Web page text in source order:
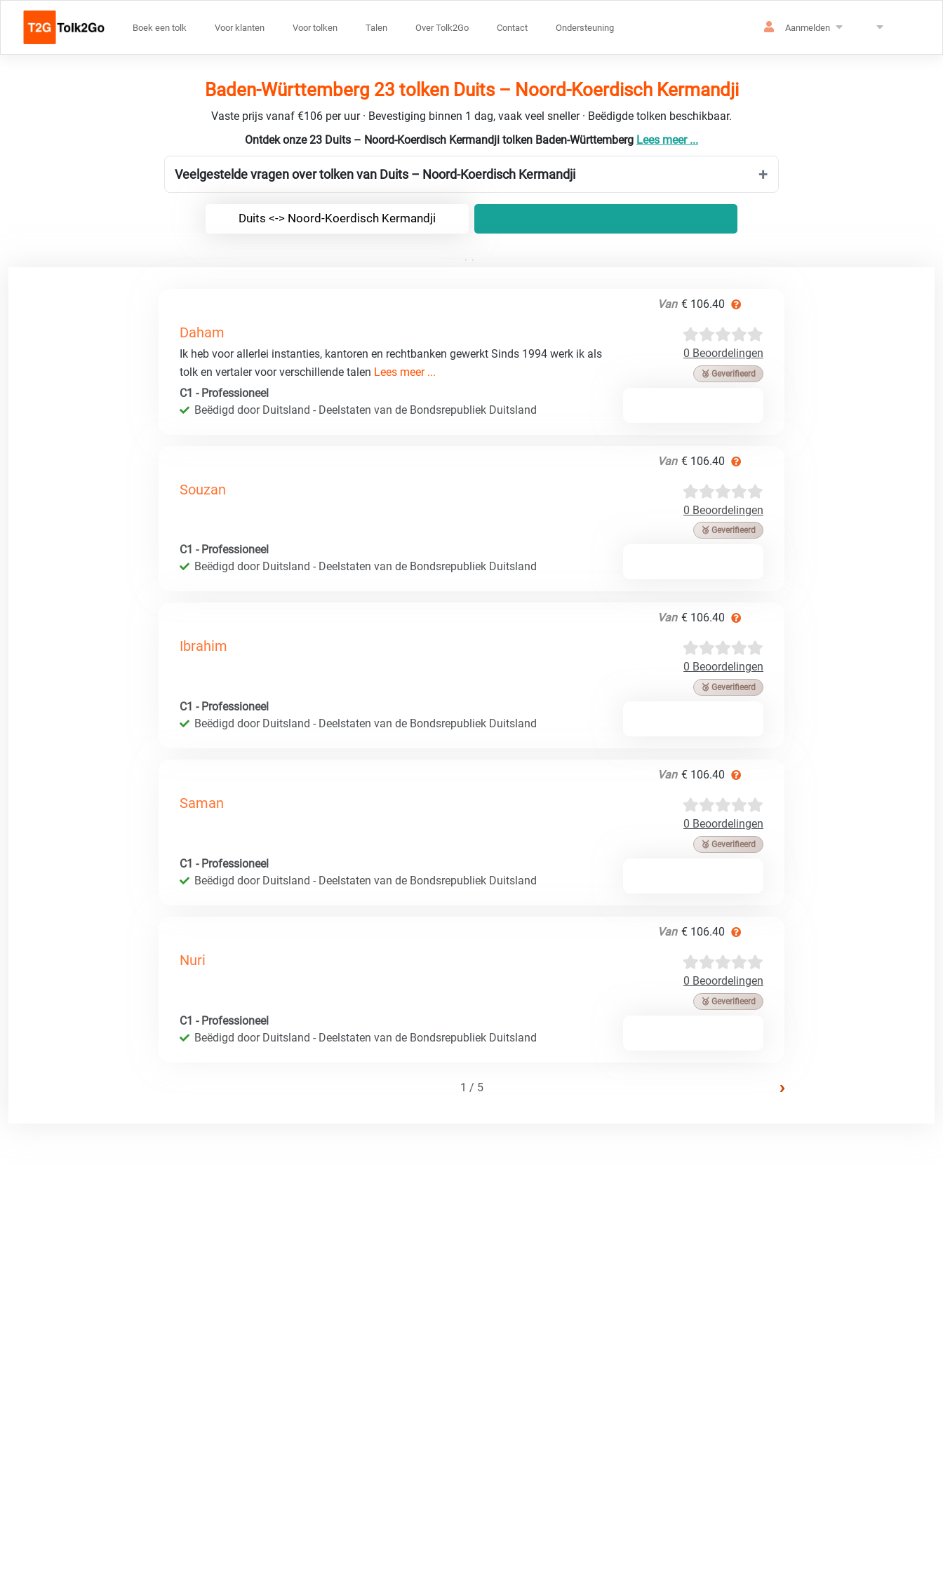
Boek een tolk Voor klanten Voor tolken Talen Over Tolk2Go Contact Ondersteuning Aanmelden
Baden-Württemberg 23 tolken Duits – Noord-Koerdisch Kermandji
Vaste prijs vanaf €106 per uur · Bevestiging binnen 1 dag, vaak veel sneller · Beëdigde tolken beschikbaar.
Ontdek onze 23 Duits – Noord-Koerdisch Kermandji tolken Baden-Württemberg Lees meer ...
Veelgestelde vragen over tolken van Duits – Noord-Koerdisch Kermandji
Duits <-> Noord-Koerdisch Kermandji
Van € 106.40
Daham
0 Beoordelingen
🥉 Geverifieerd
Ik heb voor allerlei instanties, kantoren en rechtbanken gewerkt Sinds 1994 werk ik als
tolk en vertaler voor verschillende talen Lees meer ...
C1 - Professioneel
Beëdigd door Duitsland - Deelstaten van de Bondsrepubliek Duitsland
Van € 106.40
Souzan
0 Beoordelingen
🥉 Geverifieerd
C1 - Professioneel
Beëdigd door Duitsland - Deelstaten van de Bondsrepubliek Duitsland
Van € 106.40
Ibrahim
0 Beoordelingen
🥉 Geverifieerd
C1 - Professioneel
Beëdigd door Duitsland - Deelstaten van de Bondsrepubliek Duitsland
Van € 106.40
Saman
0 Beoordelingen
🥉 Geverifieerd
C1 - Professioneel
Beëdigd door Duitsland - Deelstaten van de Bondsrepubliek Duitsland
Van € 106.40
Nuri
0 Beoordelingen
🥉 Geverifieerd
C1 - Professioneel
Beëdigd door Duitsland - Deelstaten van de Bondsrepubliek Duitsland
1 / 5 ›